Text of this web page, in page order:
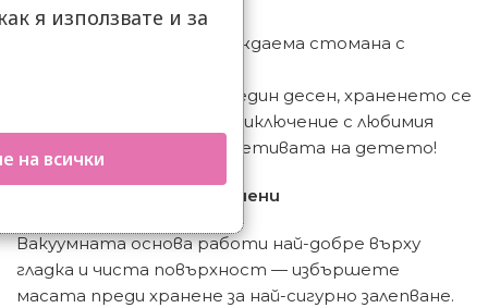
топли ястия за часове
— неръждаема стомана с
Когато цялата маса е в един десен, храненето се
превръща в истинско приключение с любимия
герой и удоволствие за сетивата на детето!
Съвет от екипа на Сгушени
Вакуумната основа работи най-добре върху
гладка и чиста повърхност — избършете
масата преди хранене за най-сигурно залепване.
я използвате и за
на всички